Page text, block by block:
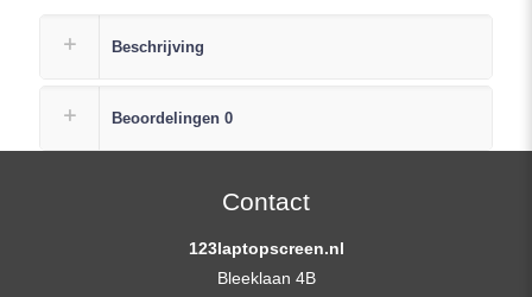
ReplacementBeschrijving
Beoordelingen 0
Contact
123laptopscreen.nl
Bleeklaan 4B